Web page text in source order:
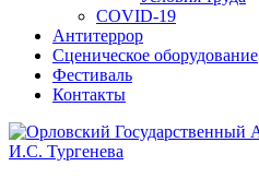
COVID-19
Антитеррор
Сценическое оборудование
Фестиваль
Контакты